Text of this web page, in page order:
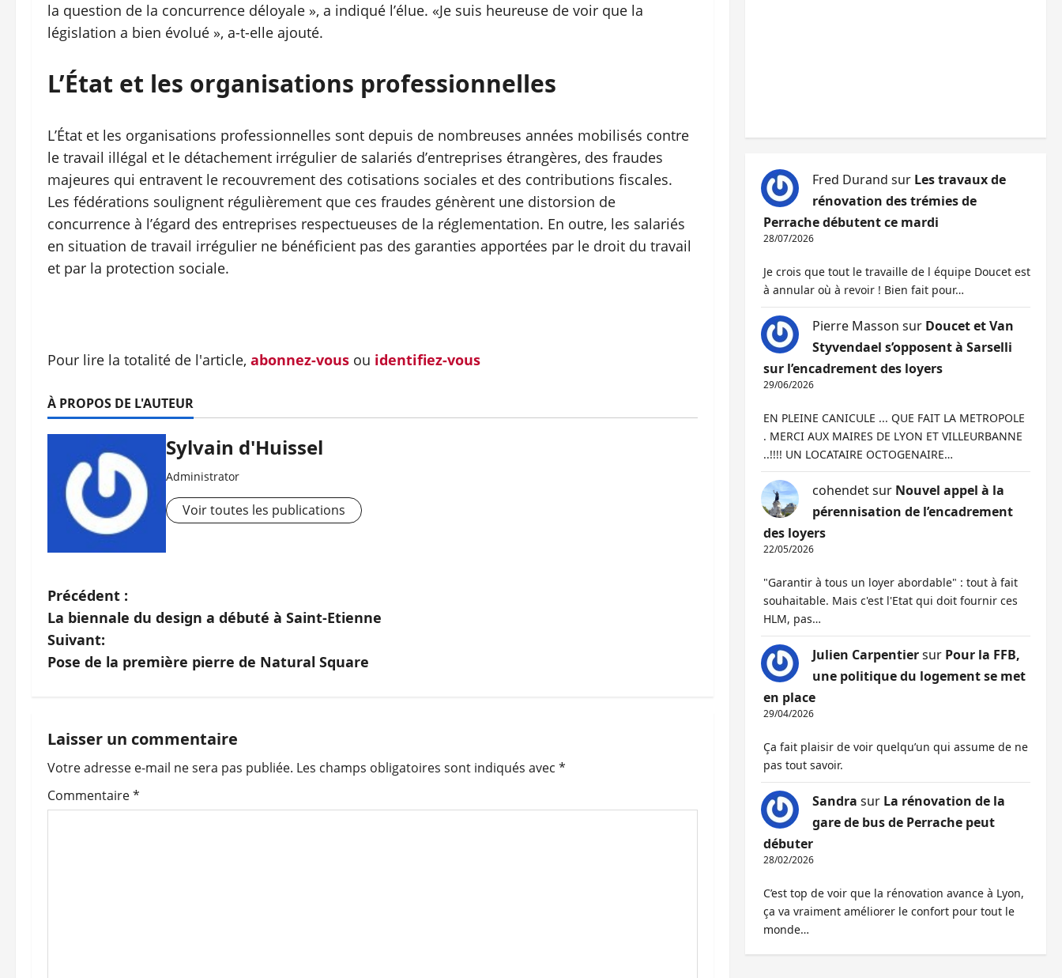
la question de la concurrence déloyale », a indiqué l’élue. «Je suis heureuse de voir que la
législation a bien évolué », a-t-elle ajouté.
L’État et les organisations professionnelles
L’État et les organisations professionnelles sont depuis de nombreuses années mobilisés contre
le travail illégal et le détachement irrégulier de salariés d’entreprises étrangères, des fraudes
majeures qui entravent le recouvrement des cotisations sociales et des contributions fiscales.
Les fédérations soulignent régulièrement que ces fraudes génèrent une distorsion de
concurrence à l’égard des entreprises respectueuses de la réglementation. En outre, les salariés
en situation de travail irrégulier ne bénéficient pas des garanties apportées par le droit du travail
et par la protection sociale.
Pour lire la totalité de l'article, abonnez-vous ou identifiez-vous
À PROPOS DE L'AUTEUR
Sylvain d'Huissel
Administrator
Voir toutes les publications
N
a
v
g
a
t
Précédent :
La biennale du design a débuté à Saint-Etienne
Suivant:
Pose de la première pierre de Natural Square
Laisser un commentaire
Votre adresse e-mail ne sera pas publiée. Les champs obligatoires sont indiqués avec *
Commentaire*
Fred Durand sur Les travaux de
rénovation des trémies de
Perrache débutent ce mardi
28/07/2026
Je crois que tout le travaille de l équipe Doucet est
à annular où à revoir ! Bien fait pour…
Pierre Masson sur Doucet et Van
Styvendael s’opposent à Sarselli
sur l’encadrement des loyers
29/06/2026
EN PLEINE CANICULE ... QUE FAIT LA METROPOLE
. MERCI AUX MAIRES DE LYON ET VILLEURBANNE
..!!!! UN LOCATAIRE OCTOGENAIRE…
cohendetsur Nouvel appel à la
pérennisation de l’encadrement
des loyers
22/05/2026
"Garantir à tous un loyer abordable" : tout à fait
souhaitable. Mais c'est l'Etat qui doit fournir ces
HLM, pas…
Julien Carpentiersur Pour la FFB,
une politique du logement se met
en place
29/04/2026
Ça fait plaisir de voir quelqu’un qui assume de ne
pas tout savoir.
Sandra sur La rénovation de la
gare de bus de Perrache peut
débuter
28/02/2026
C’est top de voir que la rénovation avance à Lyon,
ça va vraiment améliorer le confort pour tout le
monde…